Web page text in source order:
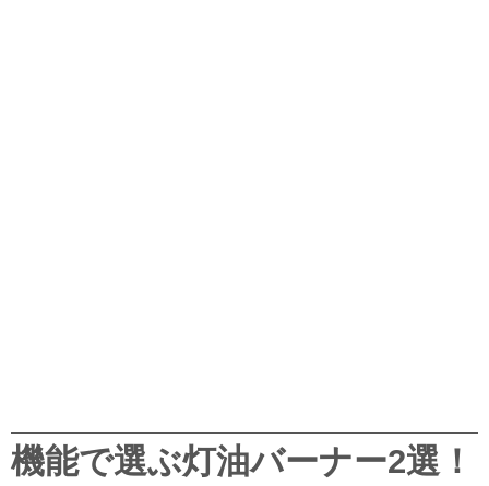
機能で選ぶ灯油バーナー2選！